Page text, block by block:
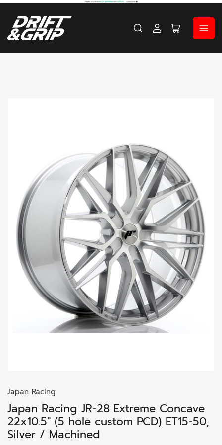
IniciarAbrir
pequeña
Japan Racing
Japan Racing JR-28 Extreme Concave
22x10.5" (5 hole custom PCD) ET15-50,
Silver / Machined